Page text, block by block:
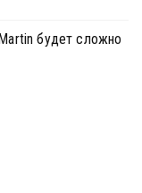
будет сложно